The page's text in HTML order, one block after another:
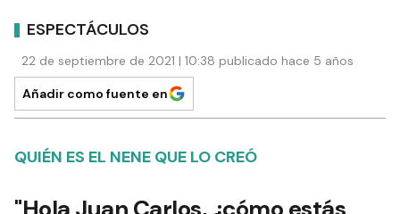
ESPECTÁCULOS
22 de septiembre de 2021 | 10:38 publicado hace 5 años
Añadir como fuente en
QUIÉN ES EL NENE QUE LO CREÓ